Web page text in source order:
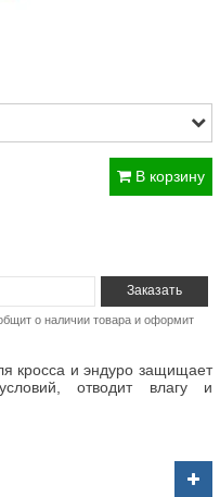
В корзину
о наличии товара и оформит
кросса и эндуро защищает
отводит влагу и